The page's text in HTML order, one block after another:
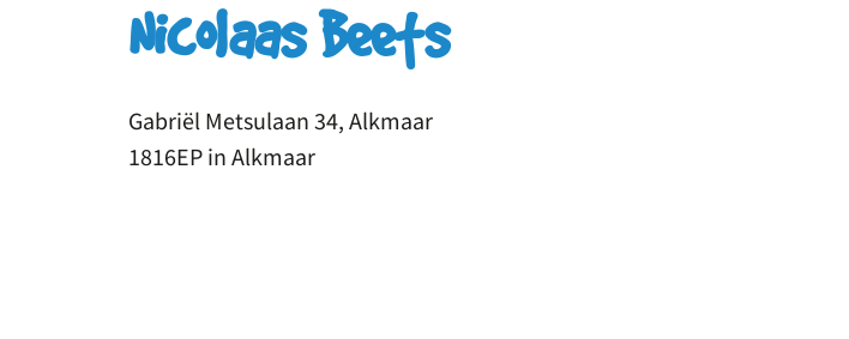
Nicolaas Beets
Gabriël Metsulaan 34, Alkmaar
1816EP in Alkmaar